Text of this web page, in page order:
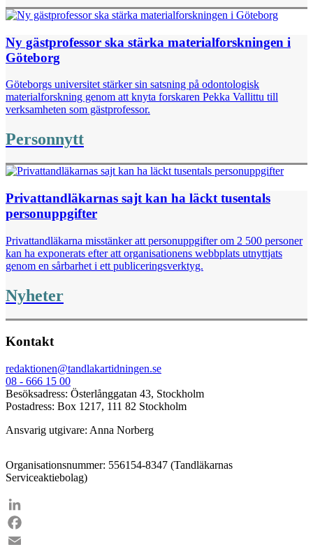
Ny gästprofessor ska stärka materialforskningen i
Göteborg
Göteborgs universitet stärker sin satsning på odontologisk
materialforskning genom att knyta forskaren Pekka Vallittu till
verksamheten som gästprofessor.
Personnytt
Privattandläkarnas sajt kan ha läckt tusentals
personuppgifter
Privattandläkarna misstänker att personuppgifter om 2 500 personer
kan ha exponerats efter att organisationens webbplats utnyttjats
genom en sårbarhet i ett publiceringsverktyg.
Nyheter
Kontakt
redaktionen@tandlakartidningen.se
08 - 666 15 00
Besöksadress: Österlånggatan 43, Stockholm
Postadress: Box 1217, 111 82 Stockholm
Ansvarig utgivare: Anna Norberg
Organisationsnummer: 556154-8347 (Tandläkarnas
Serviceaktiebolag)
LinkedIn
Facebook